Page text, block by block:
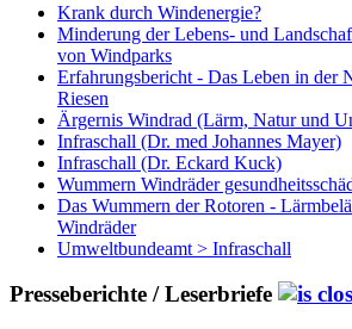
Krank durch Windenergie?
Minderung der Lebens- und
von Windparks
Erfahrungsbericht - Das Leben in der
Riesen
Ärgernis Windrad (Lärm, Natur und
Infraschall (Dr. med Johannes Mayer)
Infraschall (Dr. Eckard Kuck)
Wummern Windräder
Das Wummern der Rotoren -
Windräder
Umweltbundeamt > Infraschall
Presseberichte / Leserbriefe